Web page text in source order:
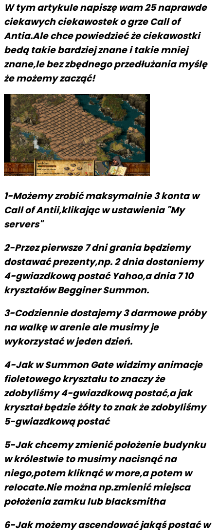
W tym artykule napiszę wam 25 naprawde
ciekawych ciekawostek o grze Call of
Antia.Ale chce powiedzieć że ciekawostki
bedą takie bardziej znane i takie mniej
znane,le bez zbędnego przedłużania myślę
że możemy zacząć!
1-Możemy zrobić maksymalnie 3 konta w
Call of Antii,klikając w ustawienia "My
servers"
2-Przez pierwsze 7 dni grania będziemy
dostawać prezenty,np. 2 dnia dostaniemy
4-gwiazdkową postać Yahoo,a dnia 7 10
kryształów Begginer Summon.
3-Codziennie dostajemy 3 darmowe próby
na walkę w arenie ale musimy je
wykorzystać w jeden dzień.
4-Jak w Summon Gate widzimy animacje
fioletowego kryształu to znaczy że
zdobyliśmy 4-gwiazdkową postać,a jak
kryształ będzie żółty to znak że zdobyliśmy
5-gwiazdkową postać
5-Jak chcemy zmienić położenie budynku
w królestwie to musimy nacisnąć na
niego,potem kliknąć w more,a potem w
relocate.Nie można np.zmienić miejsca
położenia zamku lub blacksmitha
6-Jak możemy ascendować jakąś postać w